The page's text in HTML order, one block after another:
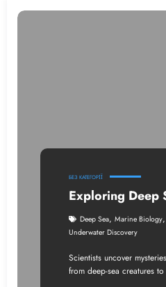
БЕЗ КАТЕГОРІЇ
Exploring Deep
Deep Sea, Marine Biology,
Underwater Discovery
Scientists uncover
from deep-sea creatures